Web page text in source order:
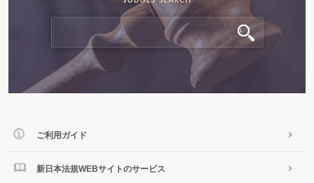
ご利用ガイド
新日本法規WEBサイトのサービス